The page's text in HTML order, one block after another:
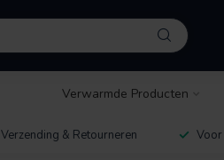
Verwarmde Producten
Verzending & Retourneren Voor